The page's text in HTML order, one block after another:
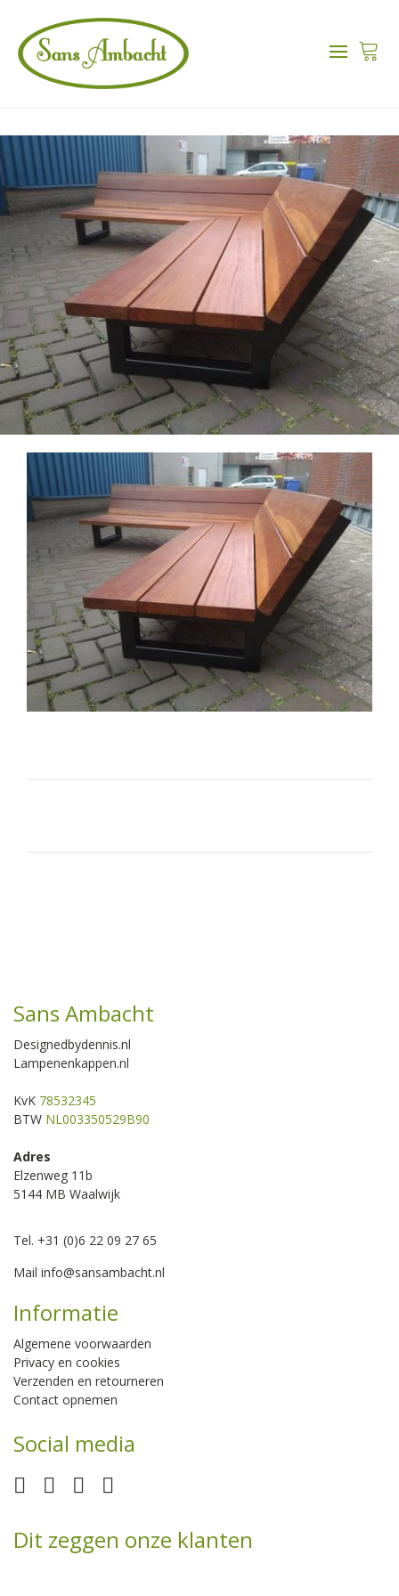
Sans Ambacht
Designedbydennis.nl
Lampenenkappen.nl
KvK 78532345
BTW NL003350529B90
Adres
Elzenweg 11b
5144 MB Waalwijk
Tel. +31 (0)6 22 09 27 65
Mail info@sansambacht.nl
Informatie
Algemene voorwaarden
Privacy en cookies
Verzenden en retourneren
Contact opnemen
Social media
Dit zeggen onze klanten